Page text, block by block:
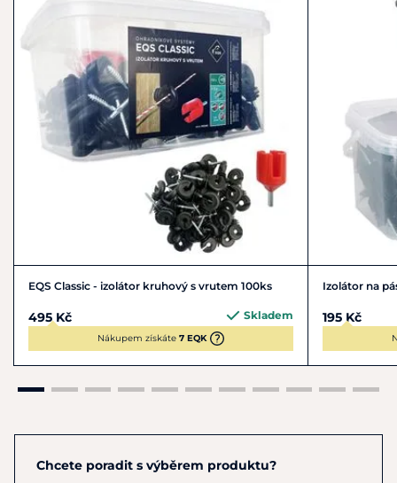
EQS Classic - izolátor kruhový s vrutem 100ks
495 Kč Skladem
Nákupem získáte 7 EQK
Izolátor na
195 Kč
Chcete poradit s výběrem produktu?